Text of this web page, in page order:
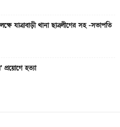
যাত্রাবাড়ী থানা ছাত্রলীগের সহ -সভাপতি
প্রয়োগে হত্যা